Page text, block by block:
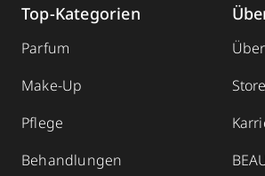
Top-Kategorien
Parfum
Make-Up
Pflege
Behandlungen